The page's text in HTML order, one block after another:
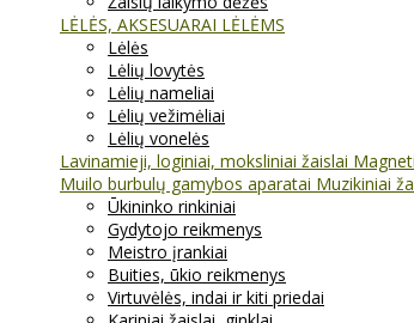
LĖLĖS, AKSESUARAI LĖLĖMS
Lėlės
Lėlių lovytės
Lėlių nameliai
Lėlių vežimėliai
Lėlių vonelės
Lavinamieji, loginiai, moksliniai žaislai
Muilo burbulų gamybos aparatai Muzikiniai
Ūkininko rinkiniai
Gydytojo reikmenys
Meistro įrankiai
Buities, ūkio reikmenys
Virtuvėlės, indai ir kiti priedai